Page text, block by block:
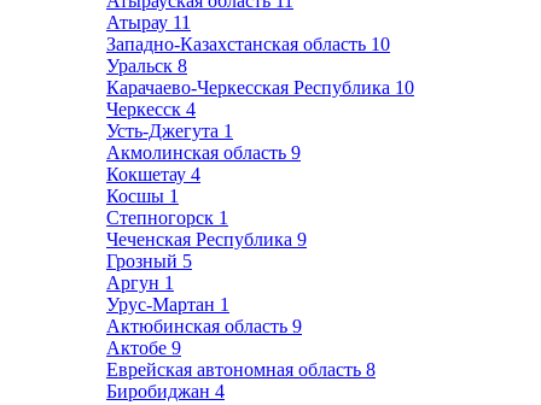
Атырау 11
Западно-Казахстанская область 10
Уральск 8
Карачаево-Черкесская Республика 10
Черкесск 4
Усть-Джегута 1
Акмолинская область 9
Кокшетау 4
Косшы 1
Степногорск 1
Чеченская Республика 9
Грозный 5
Аргун 1
Урус-Мартан 1
Актюбинская область 9
Актобе 9
Еврейская автономная область 8
Биробиджан 4